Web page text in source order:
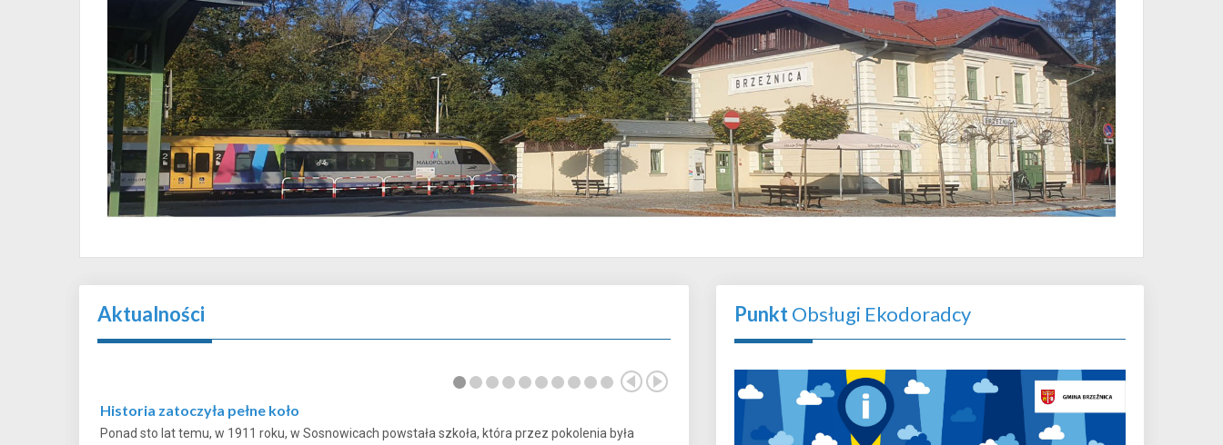
Aktualności
Historia zatoczyła pełne koło
Ponad sto lat temu, w 1911 roku, w Sosnowicach powstała szkoła, która przez pokolenia była
PunktObsługi Ekodoradcy